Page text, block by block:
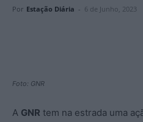
Por Estação Diária - 6 de Junho, 2023
Foto: GNR
A GNR tem na estrada uma